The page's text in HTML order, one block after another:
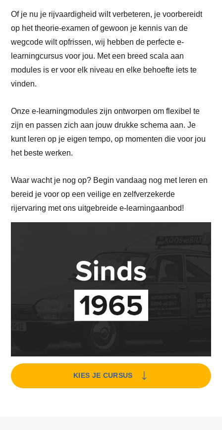
Of je nu je rijvaardigheid wilt verbeteren, je voorbereidt
op het theorie-examen of gewoon je kennis van de
wegcode wilt opfrissen, wij hebben de perfecte e-
learningcursus voor jou. Met een breed scala aan
modules is er voor elk niveau en elke behoefte iets te
vinden.
Onze e-learningmodules zijn ontworpen om flexibel te
zijn en passen zich aan jouw drukke schema aan. Je
kunt leren op je eigen tempo, op momenten die voor jou
het beste werken.
Waar wacht je nog op? Begin vandaag nog met leren en
bereid je voor op een veilige en zelfverzekerde
rijervaring met ons uitgebreide e-learningaanbod!
KIES JE CURSUS